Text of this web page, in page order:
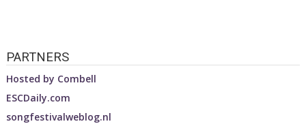
PARTNERS
Hosted by Combell
ESCDaily.com
songfestivalweblog.nl